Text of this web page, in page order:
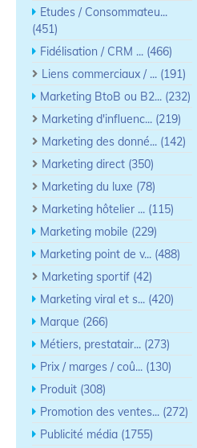
Etudes / Consommateu...
(451)
Fidélisation / CRM ... (466)
Liens commerciaux / ... (191)
Marketing BtoB ou B2... (232)
Marketing d'influenc... (219)
Marketing des donné... (142)
Marketing direct (350)
Marketing du luxe (78)
Marketing hôtelier ... (115)
Marketing mobile (229)
Marketing point de v... (488)
Marketing sportif (42)
Marketing viral et s... (420)
Marque (266)
Métiers, prestatair... (273)
Prix / marges / coû... (130)
Produit (308)
Promotion des ventes... (272)
Publicité média (1755)